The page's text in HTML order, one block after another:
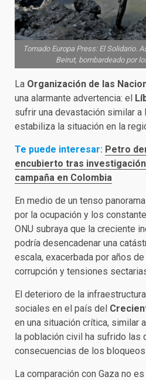
Tomado Europa Press: El Solidario.
Beirut, bombardeado por
La Organización de las
una alarmante advertencia: el
sufrir una devastación similar a
estabiliza la situación en la
Te puede interesar: Petro
encubierto tras
campaña en Colombia
En medio de un tenso
por la ocupación y los
ONU subraya que la creciente
podría desencadenar una
escala, exacerbada por años
corrupción y tensiones
El deterioro de la
sociales en el país del
en una situación crítica, similar
la población civil ha sufrido las
consecuencias de los
La comparación con Gaza no